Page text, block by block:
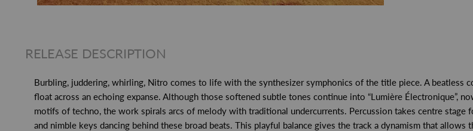
RELEASE DESCRIPTION
Burbling, juddering, whirling, Nitro comes to life with the synthesizer symphonics of the title piece. A beatless
float across an echoing expanse. Although those softened subtle tones continue into “Lumière Électronique”,
motifs of techno, the work spirals arcs of melody with traditional undercurrents. Percussion takes centre stage
and nimble keys dancing behind these broad beats. This playful balance gives the track a dynamism that